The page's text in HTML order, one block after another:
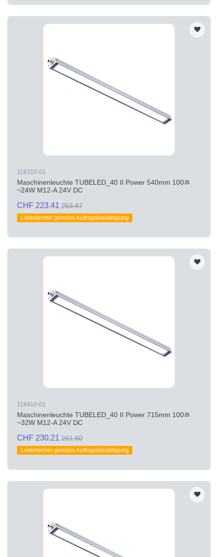
118310-01
Maschinenleuchte TUBELED_40 II Power 540mm 100ﾰ
~24W M12-A 24V DC
CHF 223.41 253.87
Liefertermin gemäss Auftragsbestätigung
118410-01
Maschinenleuchte TUBELED_40 II Power 715mm 100ﾰ
~32W M12-A 24V DC
CHF 230.21 261.60
Liefertermin gemäss Auftragsbestätigung